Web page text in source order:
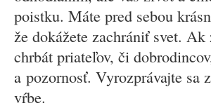
poistku. Máte pred sebou
že dokážete zachrániť svet.
chrbát priateľov, či
a pozornosť. Vyrozprávajte sa
vŕbe.